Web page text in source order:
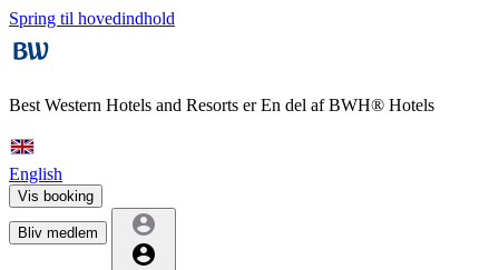
Spring til hovedindhold
Best Western Hotels and Resorts erEn del af BWH® Hotels
English
Vis booking
Bliv medlem